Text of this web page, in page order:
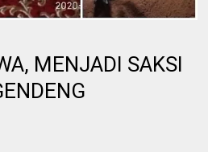
MENJADI SAKSI